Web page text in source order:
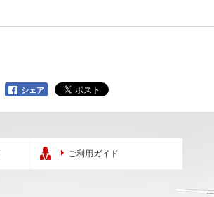
シェア
ご利用ガイド